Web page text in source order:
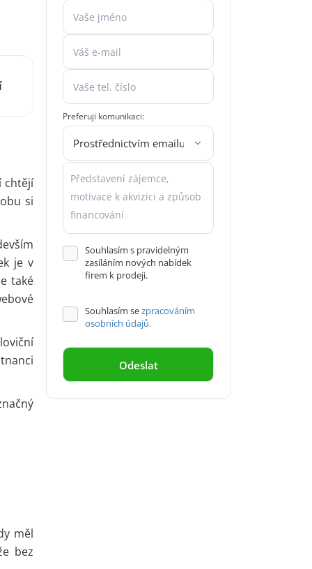
chtějí
si
je v
také
měl
bez
Preferuji komunikaci:
Souhlasím s pravidelným
zasíláním nových nabídek
firem k prodeji.
Souhlasím sezpracováním
osobních údajů.